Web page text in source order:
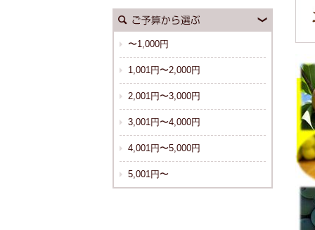
〜1,000円
1,001円〜2,000円
2,001円〜3,000円
3,001円〜4,000円
4,001円〜5,000円
5,001円〜